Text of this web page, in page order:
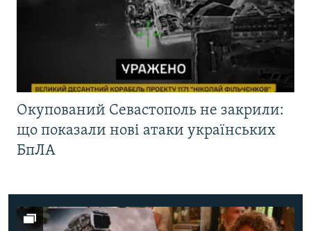
Окупований Севастополь не закрили:
що показали нові атаки українських
БпЛА